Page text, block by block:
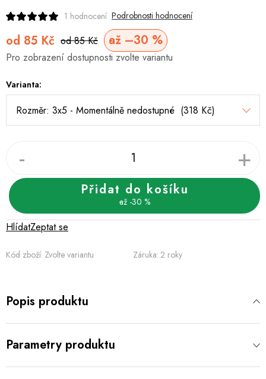
od 85 Kč až –30 %
od 85 Kč
Měrná
cena:
Varianta:
Pro zobrazení dostupnosti zvolte variantu
Přidat do košíku
až -30 %
Kód zboží: Zvolte variantu Záruka: 2 roky
Zeptat se
Hlídat
1 hodnocení Podrobnosti hodnocení
Popis produktu
Parametry produktu